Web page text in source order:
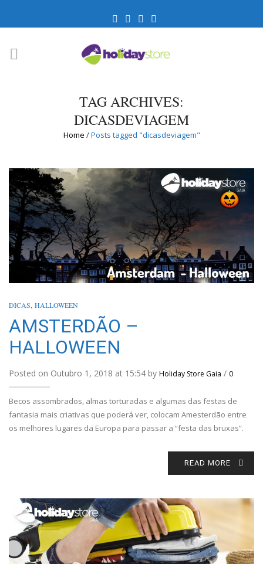
TAG ARCHIVES:
DICASDEVIAGEM
Home /Posts tagged "dicasdeviagem"
DICAS, HALLOWEEN
AMSTERDÃO –
HALLOWEEN
Posted on Outubro 1, 2018 at 15:54 by Holiday Store Gaia / 0
Becos assombrados, almas torturadas e algumas das festas de
fantasia mais criativas que poderá ver, colocam Amesterdão entre
os melhores lugares da Europa para passar a “festa das bruxas”.
READ MORE